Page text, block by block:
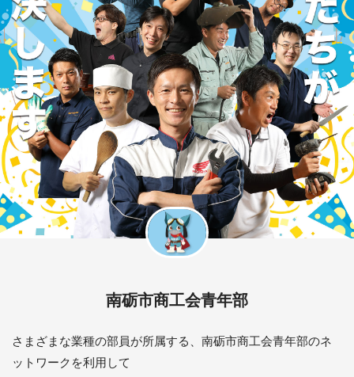
南砺市商工会青年部
さまざまな業種の部員が所属する、南砺市商工会青年部のネ
ットワークを利用して